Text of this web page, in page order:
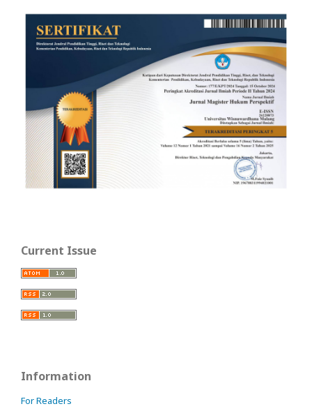
Current Issue
Information
For Readers